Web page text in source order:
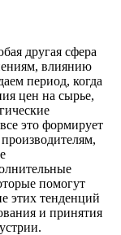
другая сфера
влиянию
период, когда
цен на сырье,
это формирует
помогут
этих тенденций
и принятия